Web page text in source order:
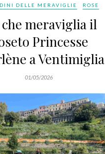
DELLE MERAVIGLIE ROSE
meraviglia il
Princesse
a Ventimiglia
01/05/2026